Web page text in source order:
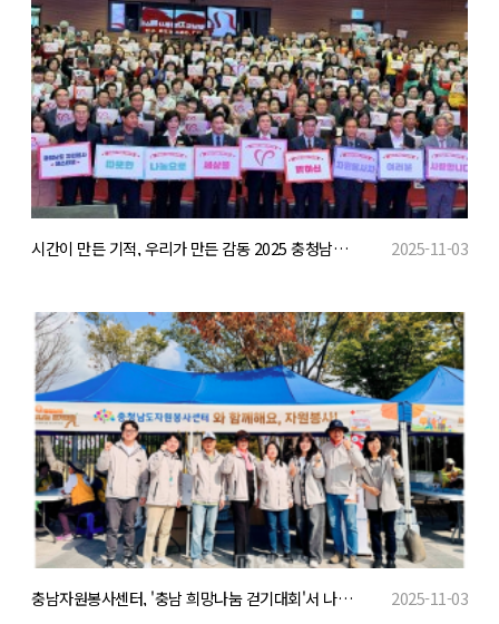
시간이 만든 기적, 우리가 만든 감동 2025 충청남도 자원봉사 페스티벌 개최 2025-11-03
충남자원봉사센터, '충남 희망나눔 걷기대회'서 나눔과 탄소중립 실천 앞장 2025-11-03